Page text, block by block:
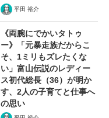
平田 裕介
《両腕にでかいタトゥ
ー》「元暴走族だからこ
そ、1ミリもズレたくな
い」富山伝説のレディー
ス初代総長（36）が明か
す、2人の子育てと仕事へ
の思い